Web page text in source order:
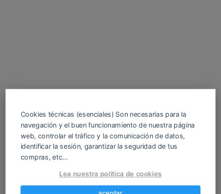
Descarga tu juego H gratis para Android y
Cookies técnicas (esenciales) Son necesarias para la
navegación y el buen funcionamiento de nuestra página
web, controlar el tráfico y la comunicación de datos,
identificar la sesión, garantizar la seguridad de tus
compras, etc…
Lea nuestra política de cookies